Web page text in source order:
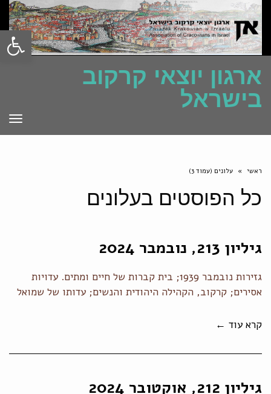
פתח
ארגון יוצאי קרקוב
בישראל
ראשי » עלונים (עמוד 3)
כל הפוסטים בעלונים
גיליון 213, נובמבר 2024
גזירות נובמבר 1939; בית קברות של חיים ומתים. עדויות
אסירים; קרקוב, הקהילה היהודית והנשים; עדותו של שמואל
קרא עוד ←
גיליון 212, אוקטובר 2024